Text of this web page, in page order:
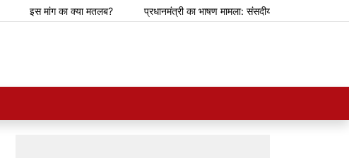
इस मांग का क्या मतलब? प्रधानमंत्री का भाषण मामला: संसदीय समिति ने ज़करबर्ग को माफ़ी